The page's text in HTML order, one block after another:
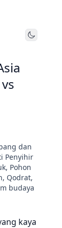
Toggle
dan
Penyihir
Pohon
Qodrat,
budaya
kaya